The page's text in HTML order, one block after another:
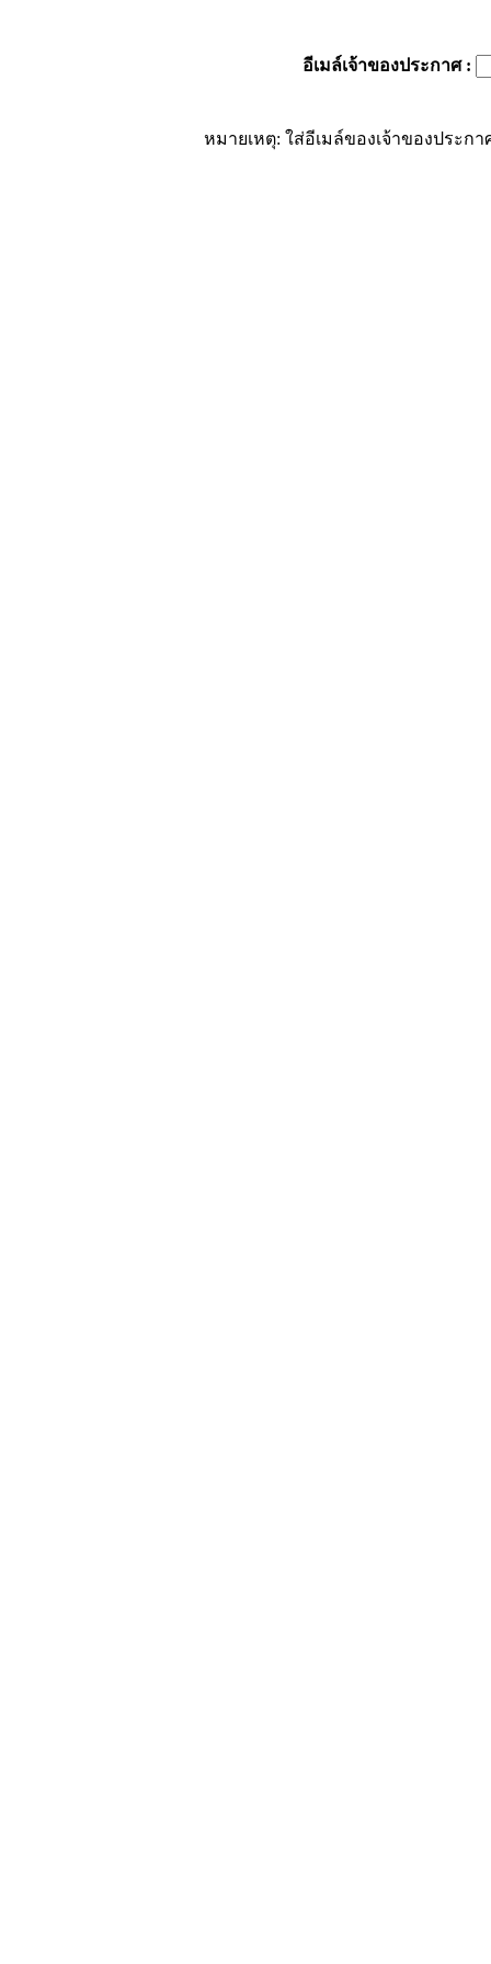
อีเมล์เจ้าของประกาศ:
หมายเหตุ: ใส่อีเมล์ของเจ้าของประก